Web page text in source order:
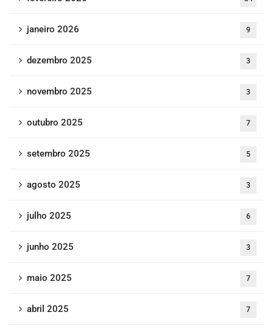
janeiro 2026 9
dezembro 2025 3
novembro 2025 3
outubro 2025 7
setembro 2025 5
agosto 2025 3
julho 2025 6
junho 2025 3
maio 2025 7
abril 2025 7